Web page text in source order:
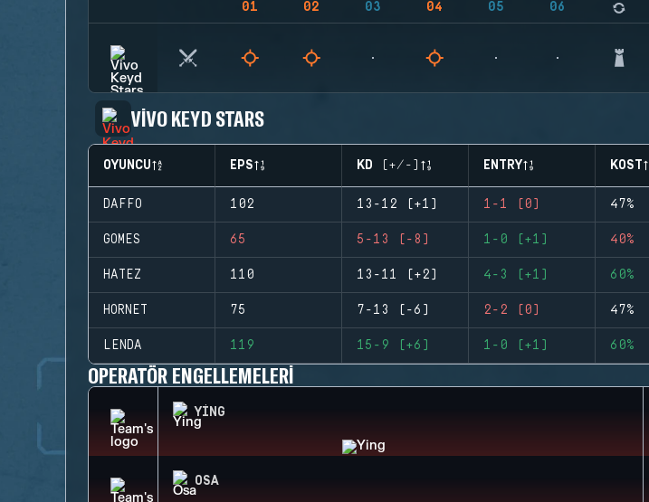
01 02 03 04 05 06
VIVO KEYD STARS
OYUNCU EPS KD (+/-) ENTRY KOST
DAFFO 102 13-12 (+1) 1-1 (0) 47%
GOMES 65 5-13 (-8) 1-0 (+1) 40%
HATEZ 110 13-11 (+2) 4-3 (+1) 60%
HORNET 75 7-13 (-6) 2-2 (0) 47%
LENDA 119 15-9 (+6) 1-0 (+1) 60%
OPERATÖR ENGELLEMELERI
YING
OSA